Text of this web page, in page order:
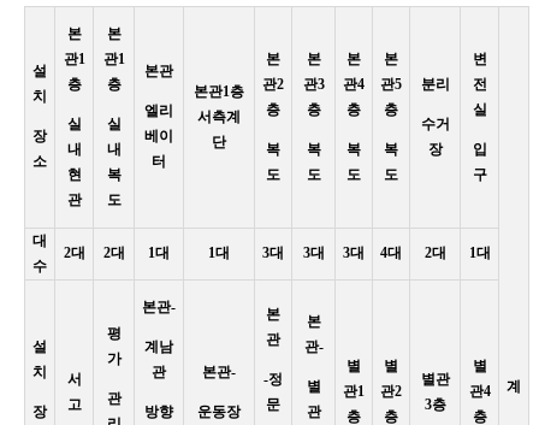
설
치
장
소
본
관1
층
실
내
현
관
본
관1
층
실
내
복
도
본관
엘리
베이
터
본관1층
서측계
단
본
관2
층
복
도
본
관3
층
복
도
본
관4
층
복
도
본
관5
층
복
도
분리
수거
장
변
전
실
입
구
계
대
수
2대 2대 1대 1대 3대 3대 3대 4대 2대 1대
설
치
장
서
고
평
가
관
본관-
계남
관
방향
본관-
운동장
본
관
-정
문
본
관-
별
관
별
관1
층
별
관2
층
별관
3층
별
관4
층